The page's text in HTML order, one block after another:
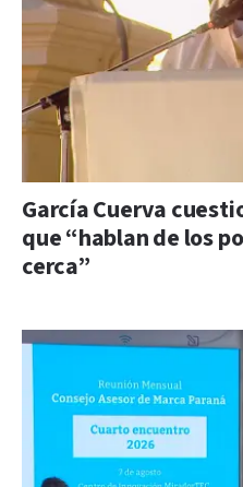
García Cuerva
que “hablan de los
cerca”